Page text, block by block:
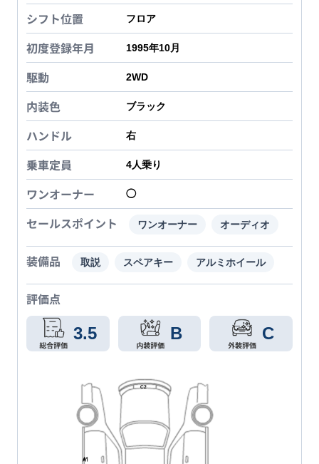
シフト位置 フロア
初度登録年月 1995年10月
駆動 2WD
内装色 ブラック
ハンドル 右
乗車定員 4人乗り
ワンオーナー ◯
セールスポイント ワンオーナー オーディオ
装備品 取説 スペアキー アルミホイール
評価点
3.5 B C